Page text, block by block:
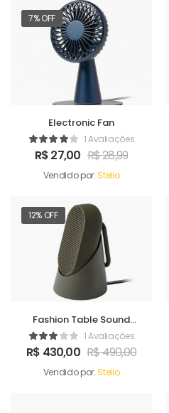
7% OFF
Electronic Fan
1 Avaliações
R$27,00 R$28,99
Vendido por:Stelio
12% OFF
Fashion Table Sound
Maker1 Avaliações
R$ 430,00 R$490,00
Vendido por:Stelio